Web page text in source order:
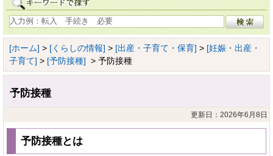
[ホーム] > [くらしの情報] > [出産・子育て・保育] > [妊娠・出産・
子育て] > [予防接種] > 予防接種
予防接種
更新日：2026年6月8日
予防接種とは